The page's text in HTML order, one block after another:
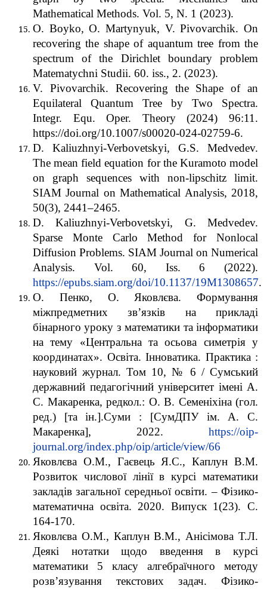
Mathematical Methods. Vol. 5, N. 1 (2023).
O. Boyko, O. Martynyuk, V. Pivovarchik. On
recovering the shape of aquantum tree from the
spectrum of the Dirichlet boundary problem
Matematychni Studii. 60. iss., 2. (2023).
V. Pivovarchik. Recovering the Shape of an
Equilateral Quantum Tree by Two Spectra.
Integr. Equ. Oper. Theory (2024) 96:11.
https://doi.org/10.1007/s00020-024-02759-6.
D. Kaliuzhnyi-Verbovetskyi, G.S. Medvedev.
The mean field equation for the Kuramoto model
on graph sequences with non-lipschitz limit.
SIAM Journal on Mathematical Analysis, 2018,
50(3), 2441–2465.
D. Kaliuzhnyi-Verbovetskyi, G. Medvedev.
Sparse Monte Carlo Method for Nonlocal
Diffusion Problems. SIAM Journal on Numerical
Analysis. Vol. 60, Iss. 6 (2022).
https://epubs.siam.org/doi/10.1137/19M1308657.
О. Пенко, О. Яковлєва. Формування
міжпредметних зв’язків на прикладі
бінарного уроку з математики та інформатики
на тему «Центральна та осьова симетрія у
координатах». Освіта. Інноватика. Практика :
науковий журнал. Том 10, № 6 / Сумський
державний педагогічний університет імені А.
С. Макаренка, редкол.: О. В. Семеніхіна (гол.
ред.) [та ін.].Суми : [СумДПУ ім. А. С.
Макаренка], 2022. https://oip-
journal.org/index.php/oip/article/view/66
Яковлєва О.М., Гаєвець Я.С., Каплун В.М.
Розвиток числової лінії в курсі математики
закладів загальної середньої освіти. – Фізико-
математична освіта. 2020. Випуск 1(23). С.
164-170.
Яковлєва О.М., Каплун В.М., Анісімова Т.Л.
Деякі нотатки щодо введення в курсі
математики 5 класу алгебраїчного методу
розв’язування текстових задач. Фізико-